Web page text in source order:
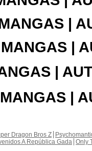
|
|
|
|
Dragon Bros Z
A República Gada Only